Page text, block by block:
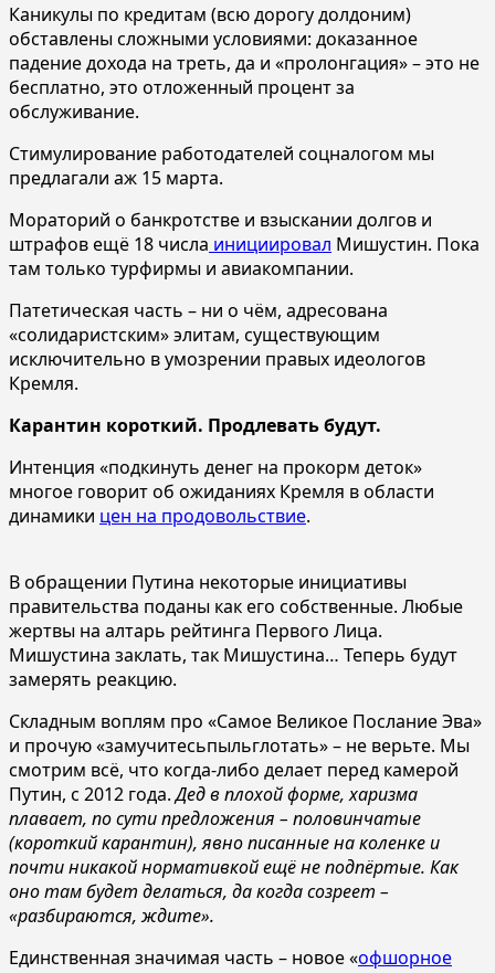
Каникулы по кредитам (всю дорогу долдоним)
обставлены сложными условиями: доказанное
падение дохода на треть, да и «пролонгация» – это не
бесплатно, это отложенный процент за
обслуживание.
Стимулирование работодателей соцналогом мы
предлагали аж 15 марта.
Мораторий о банкротстве и взыскании долгов и
штрафов ещё 18 числа инициировал Мишустин. Пока
там только турфирмы и авиакомпании.
Патетическая часть – ни о чём, адресована
«солидаристским» элитам, существующим
исключительно в умозрении правых идеологов
Кремля.
Карантин короткий. Продлевать будут.
Интенция «подкинуть денег на прокорм деток»
многое говорит об ожиданиях Кремля в области
динамики цен на продовольствие.
В обращении Путина некоторые инициативы
правительства поданы как его собственные. Любые
жертвы на алтарь рейтинга Первого Лица.
Мишустина заклать, так Мишустина… Теперь будут
замерять реакцию.
Складным воплям про «Самое Великое Послание Эва»
и прочую «замучитесьпыльглотать» – не верьте. Мы
смотрим всё, что когда-либо делает перед камерой
Путин, с 2012 года.Дед в плохой форме, харизма
плавает, по сути предложения – половинчатые
(короткий карантин), явно писанные на коленке и
почти никакой нормативкой ещё не подпёртые. Как
оно там будет делаться, да когда созреет –
«разбираются, ждите».
Единственная значимая часть – новое «офшорное